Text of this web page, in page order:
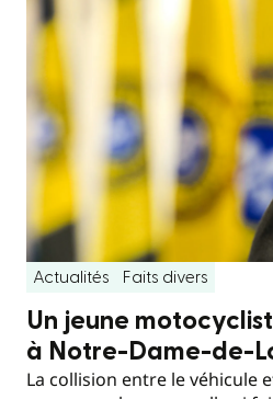
Actualités Faits divers
Un jeune
à Notre-Dame-de-
La collision entre le véhicule